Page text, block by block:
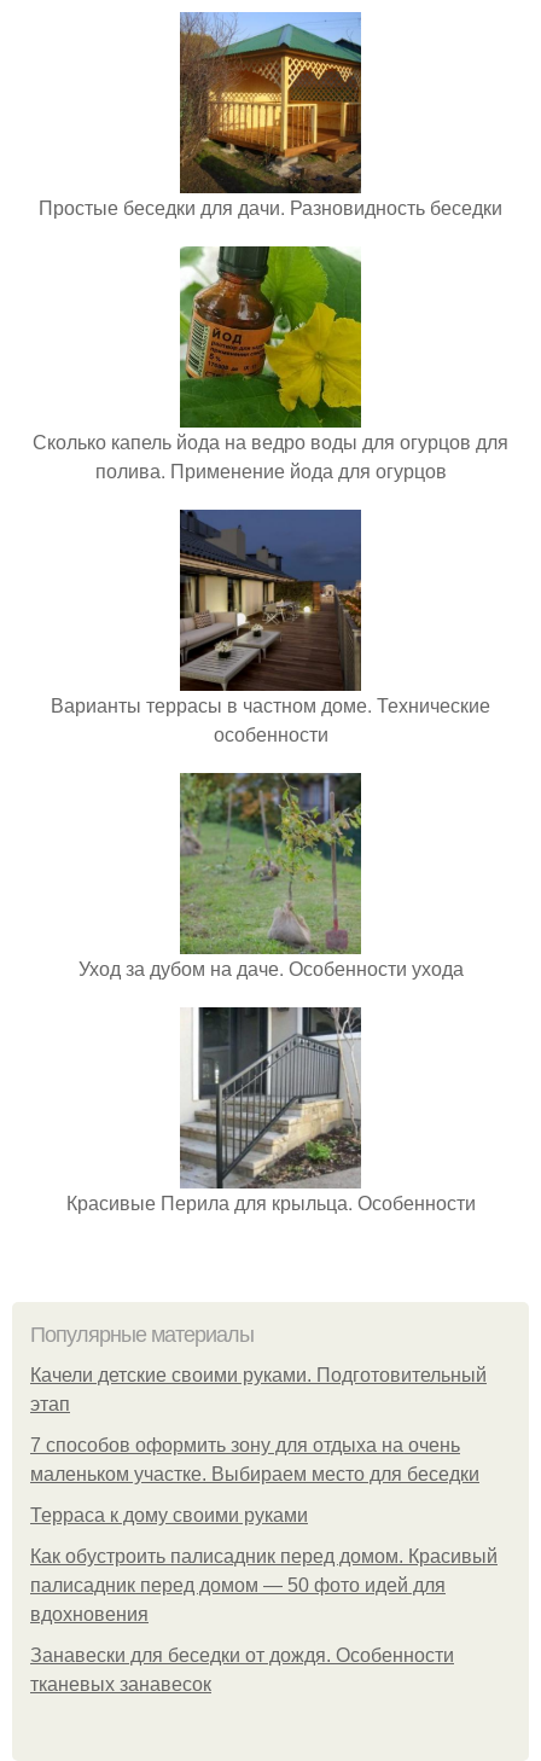
Простые беседки для дачи. Разновидность беседки
Сколько капель йода на ведро воды для огурцов для
полива. Применение йода для огурцов
Варианты террасы в частном доме. Технические
особенности
Уход за дубом на даче. Особенности ухода
Красивые Перила для крыльца. Особенности
Популярные материалы
Качели детские своими руками. Подготовительный
этап
7 способов оформить зону для отдыха на очень
маленьком участке. Выбираем место для беседки
Терраса к дому своими руками
Как обустроить палисадник перед домом. Красивый
палисадник перед домом — 50 фото идей для
вдохновения
Занавески для беседки от дождя. Особенности
тканевых занавесок